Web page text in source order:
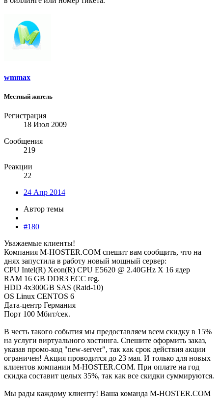
wmmax
Местный житель
Регистрация
18 Июл 2009
Сообщения
219
Реакции
22
24 Апр 2014
Автор темы
#180
Уважаемые клиенты!
Компания M-HOSTER.COM спешит вам сообщить, что на
днях запустила в работу новый мощный сервер:
CPU Intel(R) Xeon(R) CPU E5620 @ 2.40GHz X 16 ядер
RAM 16 GB DDR3 ECC reg.
HDD 4x300GB SAS (Raid-10)
ОS Linux CENTOS 6
Дата-центр Германия
Порт 100 Мбит/сек.
В честь такого события мы предоставляем всем скидку в 15%
на услуги виртуального хостинга. Спешите оформить заказ,
указав промо-код "new-server", так как срок действия акции
ограничен! Акция проводится до 23 мая. И только для новых
клиентов компании M-HOSTER.COM. При оплате на год
скидка составит целых 35%, так как все скидки суммируются.
Мы рады каждому клиенту! Ваша команда M-HOSTER.COM